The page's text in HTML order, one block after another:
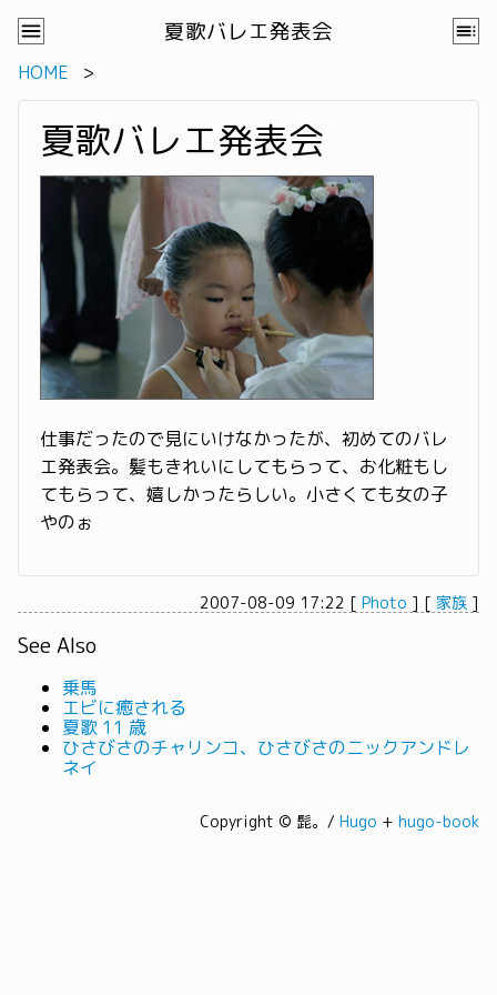
夏歌バレエ発表会
HOME
夏歌バレエ発表会
仕事だったので見にいけなかったが、初めてのバレ
エ発表会。髪もきれいにしてもらって、お化粧もし
てもらって、嬉しかったらしい。小さくても女の子
やのぉ
2007-08-09 17:22 [ Photo ] [ 家族 ]
See Also
乗馬
エビに癒される
夏歌 11 歳
ひさびさのチャリンコ、ひさびさのニックアンドレ
ネイ
Copyright © 髭。/ Hugo + hugo-book